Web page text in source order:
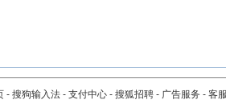
- 搜狗输入法 - 支付中心 - 搜狐招聘 - 广告服务 - 客